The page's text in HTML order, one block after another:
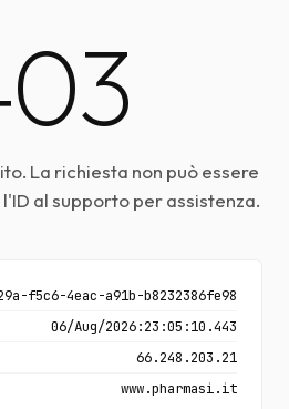
La richiesta non può essere
al supporto per assistenza.
f5c6-4eac-a91b-b8232386fe98
06/Aug/2026:23:05:10.443
66.248.203.21
www.pharmasi.it